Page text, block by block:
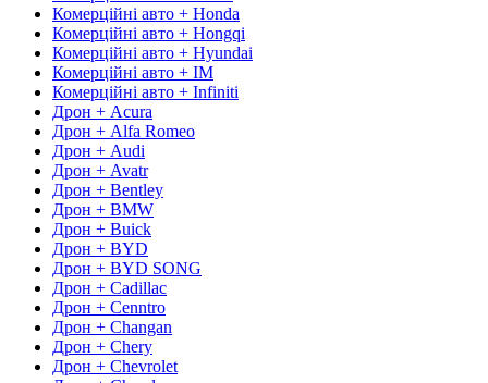
Комерційні авто + Honda
Комерційні авто + Hongqi
Комерційні авто + Hyundai
Комерційні авто + IM
Комерційні авто + Infiniti
Дрон + Acura
Дрон + Alfa Romeo
Дрон + Audi
Дрон + Avatr
Дрон + Bentley
Дрон + BMW
Дрон + Buick
Дрон + BYD
Дрон + BYD SONG
Дрон + Cadillac
Дрон + Cenntro
Дрон + Changan
Дрон + Chery
Дрон + Chevrolet